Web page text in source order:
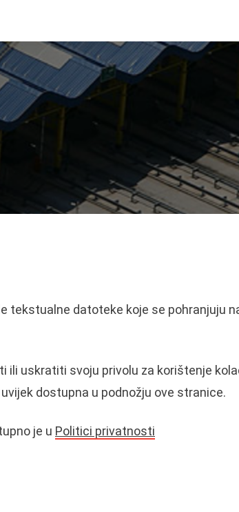
tekstualne datoteke koje se pohranjuju
uskratiti svoju privolu za korištenje
dostupna u podnožju ove stranice.
je u Politici privatnosti